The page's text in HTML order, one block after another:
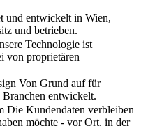
und entwickelt in Wien,
und betrieben.
Technologie ist
von proprietären
Von Grund auf für
entwickelt.
Die Kundendaten verbleiben
möchte - vor Ort, in der